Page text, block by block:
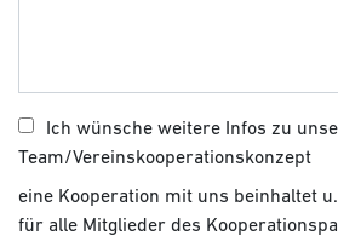
Ich wünsche weitere Infos zu
Team/Vereinskooperationskonzept
eine Kooperation mit uns beinhaltet
für alle Mitglieder des